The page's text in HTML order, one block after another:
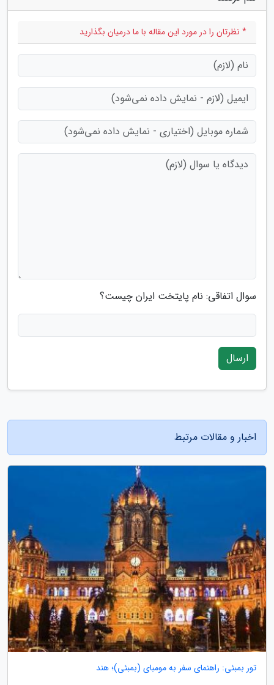
* نظرتان را در مورد این مقاله با ما درمیان بگذارید
سوال اتفاقی: نام پایتخت ایران چیست؟
ارسال
اخبار و مقالات مرتبط
تور بمبئی: راهنمای سفر به مومبای (بمبئی)؛ هند